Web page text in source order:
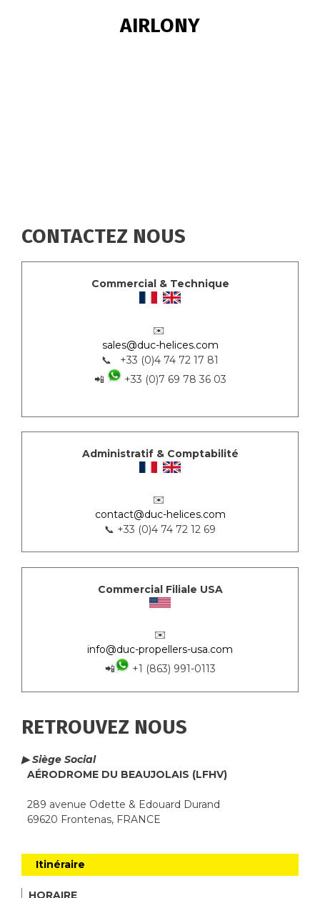
AIRLONY
CONTACTEZ NOUS
Commercial & Technique
✉️
sales@duc-helices.com
📞 +33 (0)4 74 72 17 81
📲
+33 (0)7 69 78 36 03
Administratif & Comptabilité
✉️
contact@duc-helices.com
📞 +33 (0)4 74 72 12 69
Commercial Filiale USA
✉️
info@duc-propellers-usa.com
📲
+1 (863) 991-0113
RETROUVEZ NOUS
▶ Siège Social
AÉRODROME DU BEAUJOLAIS (LFHV)
289 avenue Odette & Edouard Durand
69620 Frontenas, FRANCE
Itinéraire
HORAIRE